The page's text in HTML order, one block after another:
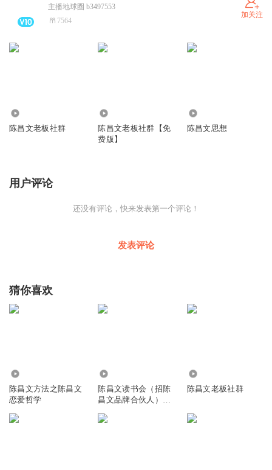
主播地球圈 b3497553
7564
加关注
陈昌文老板社群
陈昌文老板社群【免
费版】
陈昌文思想
用户评论
还没有评论，快来发表第一个评论！
发表评论
猜你喜欢
陈昌文方法之陈昌文
恋爱哲学
陈昌文读书会（招陈
昌文品牌合伙人）
陈昌文老板社群